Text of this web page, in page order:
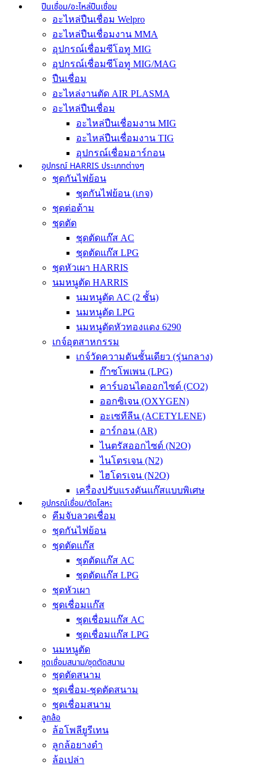
ปืนเชื่อม/อะไหล่ปืนเชื่อม
อะไหล่ปืนเชื่อม Welpro
อะไหล่ปืนเชื่อมงาน MMA
อุปกรณ์เชื่อมซีโอทู MIG
อุปกรณ์เชื่อมซีโอทู MIG/MAG
ปืนเชื่อม
อะไหล่งานตัด AIR PLASMA
อะไหล่ปืนเชื่อม
อะไหล่ปืนเชื่อมงาน MIG
อะไหล่ปืนเชื่อมงาน TIG
อุปกรณ์เชื่อมอาร์กอน
อุปกรณ์ HARRIS ประเภทต่างๆ
ชุดกันไฟย้อน
ชุดกันไฟย้อน (เกจ)
ชุดต่อด้าม
ชุดตัด
ชุดตัดแก๊ส AC
ชุดตัดแก๊ส LPG
ชุดหัวเผา HARRIS
นมหนูตัด HARRIS
นมหนูตัด AC (2 ชั้น)
นมหนูตัด LPG
นมหนูตัดหัวทองแดง 6290
เกจ์อุตสาหกรรม
เกจ์วัดความดันชั้นเดียว (รุ่นกลาง)
ก๊าซโพเพน (LPG)
คาร์บอนไดออกไซด์ (CO2)
ออกซิเจน (OXYGEN)
อะเซทีลีน (ACETYLENE)
อาร์กอน (AR)
ไนตรัสออกไซด์ (N2O)
ไนโตรเจน (N2)
ไฮโดรเจน (N2O)
เครื่องปรับแรงดันแก๊สแบบพิเศษ
อุปกรณ์เชื่อม/ตัดโลหะ
คีมจับลวดเชื่อม
ชุดกันไฟย้อน
ชุดตัดแก๊ส
ชุดตัดแก๊ส AC
ชุดตัดแก๊ส LPG
ชุดหัวเผา
ชุดเชื่อมแก๊ส
ชุดเชื่อมแก๊ส AC
ชุดเชื่อมแก๊ส LPG
นมหนูตัด
ชุดเชื่อมสนาม/ชุดตัดสนาม
ชุดตัดสนาม
ชุดเชื่อม-ชุดตัดสนาม
ชุดเชื่อมสนาม
ลูกล้อ
ล้อโพลียูรีเทน
ลูกล้อยางดำ
ล้อเปล่า